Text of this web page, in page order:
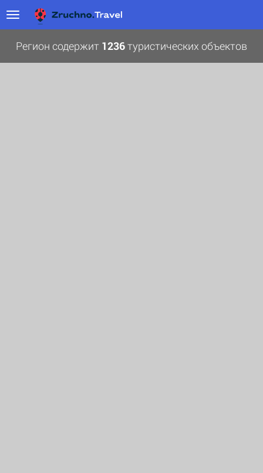
Регион содержит 1236туристических объектов